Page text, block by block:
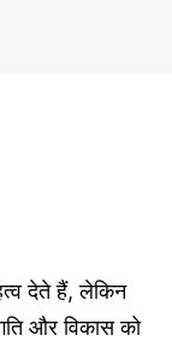
देते हैं, लेकिन
और विकास को